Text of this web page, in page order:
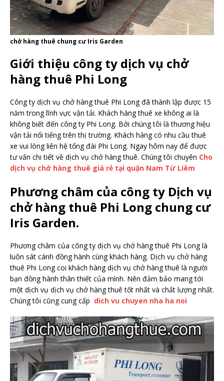
chở hàng thuê chung cư Iris Garden
Giới thiệu công ty dịch vụ chở
hàng thuê Phi Long
Công ty dịch vụ chở hàng thuê Phi Long đã thành lập được 15
năm trong lĩnh vực vận tải. Khách hàng thuê xe không ai là
không biết đến công ty Phi Long. Bởi chúng tôi là thương hiệu
vận tải nổi tiếng trên thị trường. Khách hàng có nhu cầu thuê
xe vui lòng liên hệ tổng đài Phi Long. Ngay hôm nay để được
tư vấn chi tiết về dịch vụ chở hàng thuê. Chúng tôi chuyên Cho
dịch vụ chở hàng thuê giá rẻ tại quận Nam Từ Liêm
Phương châm của công ty Dịch vụ
chở hàng thuê Phi Long chung cư
Iris Garden.
Phương châm của công ty dịch vụ chở hàng thuê Phi Long là
luôn sát cánh đồng hành cùng khách hàng. Dịch vụ chở hàng
thuê Phi Long coi khách hàng dịch vụ chở hàng thuê là người
bạn đồng hành thân thiết của mình. Nên đảm bảo mang tới
một dịch vụ dịch vụ chở hàng thuê tốt nhất và chất lượng nhất.
Chúng tôi cũng cung cấp dich vu chuyen nha ha noi